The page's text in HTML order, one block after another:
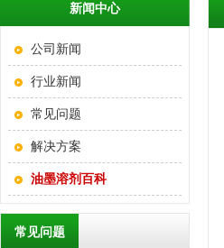
新闻中心
公司新闻
行业新闻
常见问题
解决方案
油墨溶剂百科
常见问题